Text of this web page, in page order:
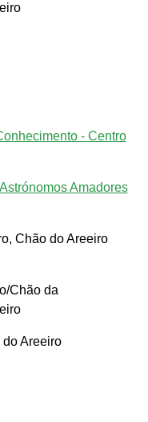
- Centro
Amadores
Chão do Areeiro
Chão da
Areeiro